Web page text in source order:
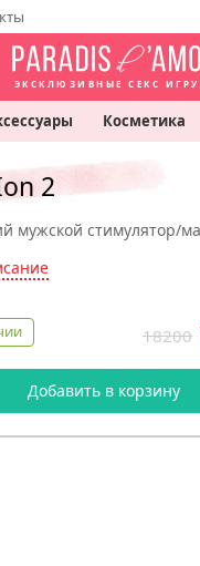
ЭКСКЛЮЗИВНЫЕ СЕКС
Косметика
2
мужской стимулятор/
18200
Добавить в корзину